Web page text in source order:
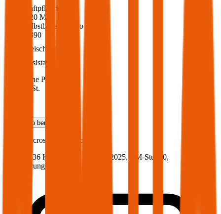
Haftpflicht
€ 20 Mio.
Selbstbehalt Kasko
€ 390
Freischaden
Assistance
Monatliche Prämie
inkl. mVSt.
Teilkasko berechnen
Across, Vollkasko
185 PS/136 KW, hybrid, Baujahr 2025, BM-Stufe 0,
Versicherungsnehmer 30 Jahre